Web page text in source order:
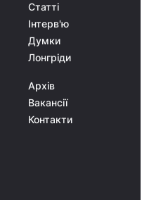
Статті
Інтерв'ю
Думки
Лонгріди
Архів
Вакансії
Контакти